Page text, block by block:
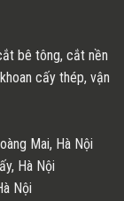
bê tông, cắt nền
cấy thép, vận
Mai, Hà Nội
Hà Nội
Nội